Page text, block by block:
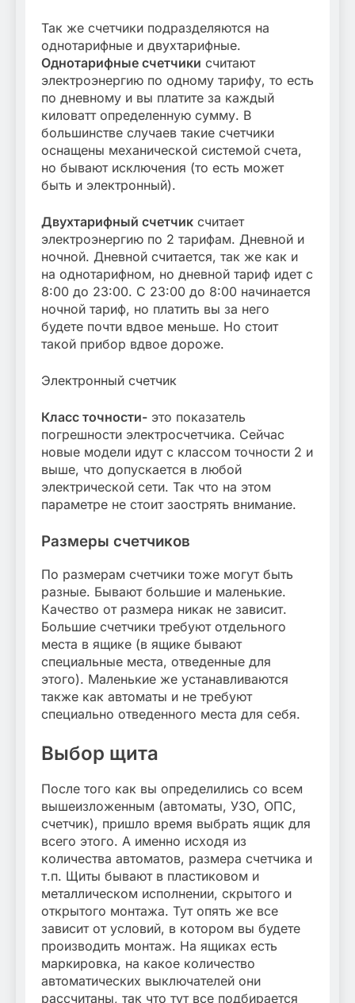
Так же счетчики подразделяются на
однотарифные и двухтарифные.
Однотарифные счетчики считают
электроэнергию по одному тарифу, то есть
по дневному и вы платите за каждый
киловатт определенную сумму. В
большинстве случаев такие счетчики
оснащены механической системой счета,
но бывают исключения (то есть может
быть и электронный).
Двухтарифный счетчик считает
электроэнергию по 2 тарифам. Дневной и
ночной. Дневной считается, так же как и
на однотарифном, но дневной тариф идет с
8:00 до 23:00. С 23:00 до 8:00 начинается
ночной тариф, но платить вы за него
будете почти вдвое меньше. Но стоит
такой прибор вдвое дороже.
Электронный счетчик
Класс точности- это показатель
погрешности электросчетчика. Сейчас
новые модели идут с классом точности 2 и
выше, что допускается в любой
электрической сети. Так что на этом
параметре не стоит заострять внимание.
Размеры счетчиков
По размерам счетчики тоже могут быть
разные. Бывают большие и маленькие.
Качество от размера никак не зависит.
Большие счетчики требуют отдельного
места в ящике (в ящике бывают
специальные места, отведенные для
этого). Маленькие же устанавливаются
также как автоматы и не требуют
специально отведенного места для себя.
Выбор щита
После того как вы определились со всем
вышеизложенным (автоматы, УЗО, ОПС,
счетчик), пришло время выбрать ящик для
всего этого. А именно исходя из
количества автоматов, размера счетчика и
т.п. Щиты бывают в пластиковом и
металлическом исполнении, скрытого и
открытого монтажа. Тут опять же все
зависит от условий, в котором вы будете
производить монтаж. На ящиках есть
маркировка, на какое количество
автоматических выключателей они
рассчитаны, так что тут все подбирается